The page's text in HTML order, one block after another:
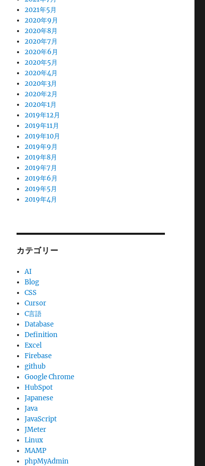
2021年5月
2020年9月
2020年8月
2020年7月
2020年6月
2020年5月
2020年4月
2020年3月
2020年2月
2020年1月
2019年12月
2019年11月
2019年10月
2019年9月
2019年8月
2019年7月
2019年6月
2019年5月
2019年4月
カテゴリー
AI
Blog
CSS
Cursor
C言語
Database
Definition
Excel
Firebase
github
Google Chrome
HubSpot
Japanese
Java
JavaScript
JMeter
Linux
MAMP
phpMyAdmin